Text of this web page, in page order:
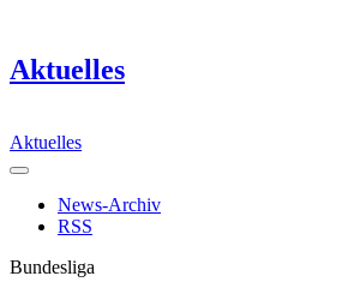
Aktuelles
Aktuelles
News-Archiv
RSS
Bundesliga